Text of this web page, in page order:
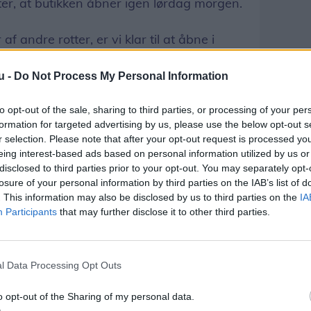
- Do Not Process My Personal Information
opt-out of the sale, sharing to third parties, or processing of your
for targeted advertising by us, please use the below opt-out
selection. Please note that after your opt-out request is processed
interest-based ads based on personal information utilized by us
to third parties prior to your opt-out. You may separately
of your personal information by third parties on the IAB’s list of
This information may also be disclosed by us to third parties on the
Participants that may further disclose it to other third parties.
Data Processing Opt Outs
opt-out of the Sharing of my personal data.
andre rotter, er vi klar til at åbne i
at besøget blev filmet og delt
ved, at en rotte kommer ind i butikken,
er andre, og at der bliver gjort rent og
han.